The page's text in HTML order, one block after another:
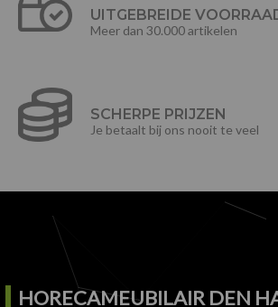
UITGEBREIDE
Meer dan 30.000 artikelen
SCHERPE PRIJZEN
Je betaalt bij ons nooit te veel
HORECAMEUBILAIR DEN